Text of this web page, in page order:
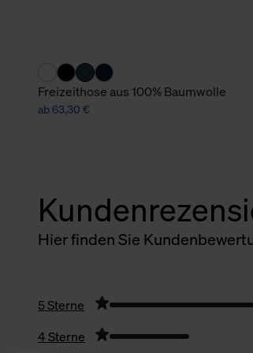
Freizeithose aus 100% Baumwolle
ab 63,30 €
Hier finden Sie
5 Sterne
4 Sterne